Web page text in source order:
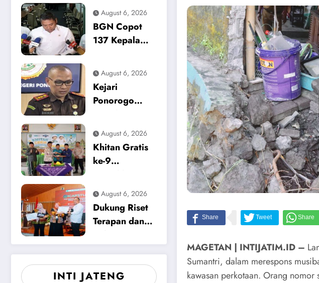
Mencekik,
Dikpora
Magetan Buka
Suara Soal
Seragam dan
Modul
August 6, 2026
BGN Copot
137 Kepala
Sinyal Tegas
Zero Tolerance
Keracunan
Makanan dan
August 6, 2026
Kejari
Ponorogo
Tersangka
Baru, Kasus
Dugaan
Korupsi
Perumahan
DPRD 2023-
2026
August 6, 2026
Khitan Gratis
ke-9
HUT ke-12
Media Pewarta
di Magetan
August 6, 2026
Dukung Riset
Terapan dan
Lingkungan,
Pemkab
Magetan
INTI JATENG
MAGETAN | INTIJATIM.ID –
Sumantri, dalam merespons
kawasan perkotaan. Orang